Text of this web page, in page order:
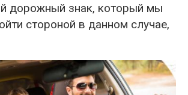
дорожный знак, который мы
стороной в данном случае,